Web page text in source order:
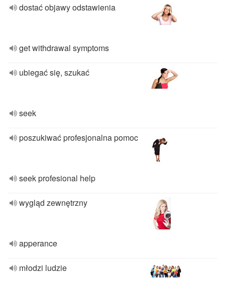
dostać objawy odstawienia
get withdrawal symptoms
ubiegać się, szukać
seek
poszukiwać profesjonalna pomoc
seek profesional help
wygląd zewnętrzny
apperance
młodzi ludzie